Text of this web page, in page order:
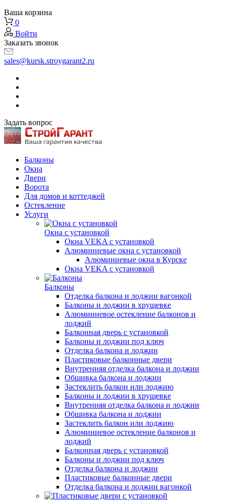
Ваша корзина
0
Войти
Заказать звонок
sales@kursk.stroygarant2.ru
Задать вопрос
Балконы
Окна
Двери
Ворота
Для домов и коттеджей
Остекление
Услуги
Окна с установкой
Окна VEKA с установкой
Алюминиевые окна с установкой
Алюминиевые окна в Курске
Окна VEKA с установкой
Балконы
Отделка балкона и лоджии вагонкой
Балконы и лоджии в хрущевке
Алюминиевое остекление балконов и
лоджий
Балконная дверь с установкой
Балконы и лоджии под ключ
Отделка балкона и лоджии
Пластиковые балконные двери
Внутренняя отделка балкона и лоджии
Обшивка балкона и лоджии
Застеклить балкон или лоджию
Балконы и лоджии в хрущевке
Внутренняя отделка балкона и лоджии
Обшивка балкона и лоджии
Застеклить балкон или лоджию
Алюминиевое остекление балконов и
лоджий
Балконная дверь с установкой
Балконы и лоджии под ключ
Отделка балкона и лоджии
Пластиковые балконные двери
Отделка балкона и лоджии вагонкой